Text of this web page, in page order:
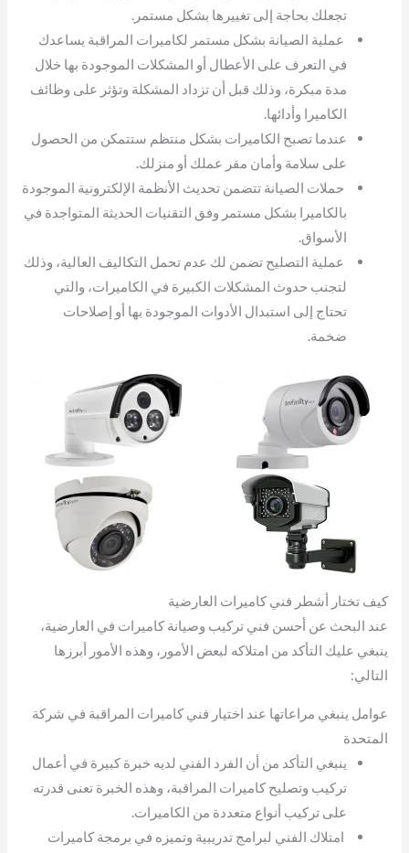
تجعلك بحاجة إلى تغييرها بشكل مستمر.
عملية الصيانة بشكل مستمر لكاميرات المراقبة يساعدك
في التعرف على الأعطال أو المشكلات الموجودة بها خلال
مدة مبكرة، وذلك قبل أن تزداد المشكلة وتؤثر على وظائف
الكاميرا وأدائها.
عندما تصبح الكاميرات بشكل منتظم ستتمكن من الحصول
على سلامة وأمان مقر عملك أو منزلك.
حملات الصيانة تتضمن تحديث الأنظمة الإلكترونية الموجودة
بالكاميرا بشكل مستمر وفق التقنيات الحديثة المتواجدة في
الأسواق.
عملية التصليح تضمن لك عدم تحمل التكاليف العالية، وذلك
لتجنب حدوث المشكلات الكبيرة في الكاميرات، والتي
تحتاج إلى استبدال الأدوات الموجودة بها أو إصلاحات
ضخمة.
كيف تختار أشطر فني كاميرات العارضية
عند البحث عن أحسن فني تركيب وصيانة كاميرات في العارضية،
ينبغي عليك التأكد من امتلاكه لبعض الأمور، وهذه الأمور أبرزها
التالي:
عوامل ينبغي مراعاتها عند اختيار فني كاميرات المراقبة في شركة
المتحدة
ينبغي التأكد من أن الفرد الفني لديه خبرة كبيرة في أعمال
تركيب وتصليح كاميرات المراقبة، وهذه الخبرة تعنى قدرته
على تركيب أنواع متعددة من الكاميرات.
امتلاك الفني لبرامج تدريبية وتميزه في برمجة كاميرات